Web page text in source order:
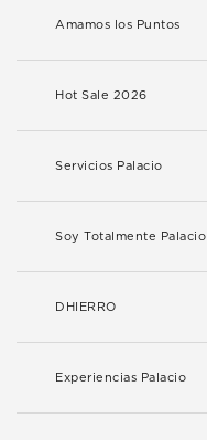
Amamos los Puntos
Hot Sale 2026
Servicios Palacio
Soy Totalmente Palacio
DHIERRO
Experiencias Palacio